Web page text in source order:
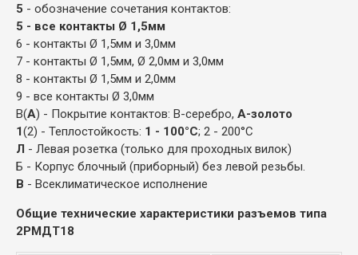
5 - обозначение сочетания контактов:
5 - все контакты Ø 1,5мм
6 - контакты Ø 1,5мм и 3,0мм
7 - контакты Ø 1,5мм, Ø 2,0мм и 3,0мм
8 - контакты Ø 1,5мм и 2,0мм
9 - все контакты Ø 3,0мм
В(А) - Покрытие контактов: В-серебро, А-золото
1(2) - Теплостойкость: 1 - 100°С; 2 - 200°С
Л - Левая розетка (только для проходных вилок)
Б - Корпус блочный (приборный) без левой резьбы.
В - Всеклиматическое исполнение
Общие технические характеристики разъемов типа
2РМДТ18